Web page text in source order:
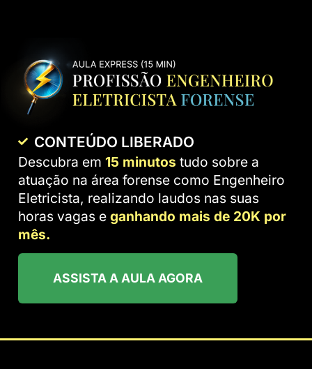
CONTEÚDO LIBERADO
Descubra em 15 minutos tudo sobre a
atuação na área forense como Engenheiro
Eletricista, realizando laudos nas suas
horas vagas e ganhando mais de 20K por
mês.
ASSISTA A AULA AGORA